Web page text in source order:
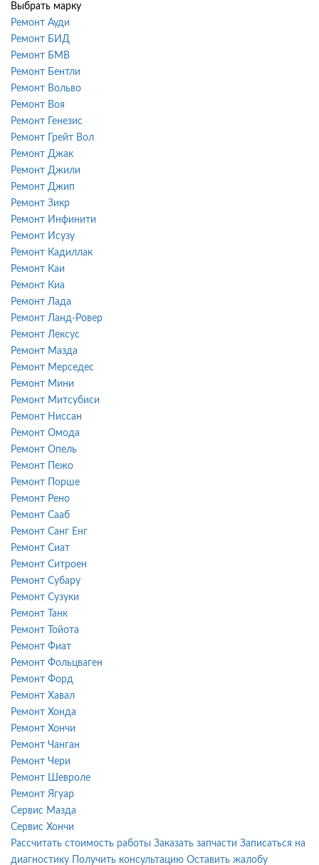
Выбрать марку
Ремонт Ауди
Ремонт БИД
Ремонт БМВ
Ремонт Бентли
Ремонт Вольво
Ремонт Воя
Ремонт Генезис
Ремонт Грейт Вол
Ремонт Джак
Ремонт Джили
Ремонт Джип
Ремонт Зикр
Ремонт Инфинити
Ремонт Исузу
Ремонт Кадиллак
Ремонт Каи
Ремонт Киа
Ремонт Лада
Ремонт Ланд-Ровер
Ремонт Лексус
Ремонт Мазда
Ремонт Мерседес
Ремонт Мини
Ремонт Митсубиси
Ремонт Ниссан
Ремонт Омода
Ремонт Опель
Ремонт Пежо
Ремонт Порше
Ремонт Рено
Ремонт Сааб
Ремонт Санг Енг
Ремонт Сиат
Ремонт Ситроен
Ремонт Субару
Ремонт Сузуки
Ремонт Танк
Ремонт Тойота
Ремонт Фиат
Ремонт Фольцваген
Ремонт Форд
Ремонт Хавал
Ремонт Хонда
Ремонт Хончи
Ремонт Чанган
Ремонт Чери
Ремонт Шевроле
Ремонт Ягуар
Сервис Мазда
Сервис Хончи
Рассчитать стоимость работы Заказать запчасти Записаться на
диагностику
Получить консультацию Оставить жалобу